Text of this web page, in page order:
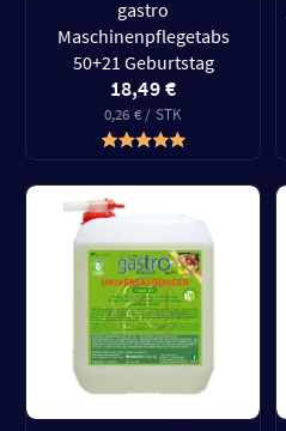
gastro
Maschinenpflegetabs
50+21 Geburtstag
18,49 €
0,26 € / STK